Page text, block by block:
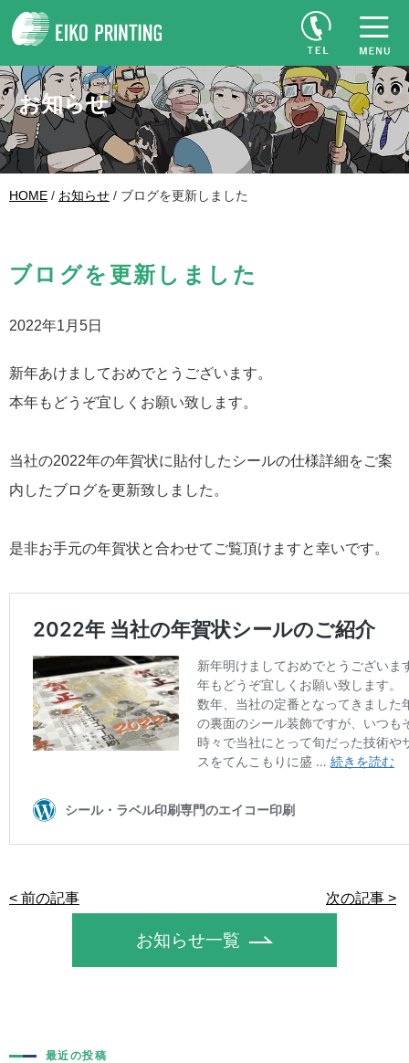
お知らせ
HOME / お知らせ / ブログを更新しました
ブログを更新しました
2022年1月5日
新年あけましておめでとうございます。
本年もどうぞ宜しくお願い致します。
当社の2022年の年賀状に貼付したシールの仕様詳細をご案
内したブログを更新致しました。
是非お手元の年賀状と合わせてご覧頂けますと幸いです。
< 前の記事 次の記事 >
お知らせ一覧
最近の投稿